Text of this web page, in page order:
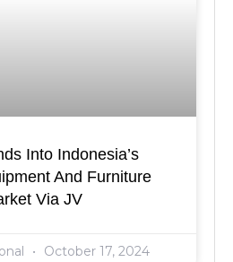
Into Indonesia’s
And Furniture
Via JV
October 17, 2024